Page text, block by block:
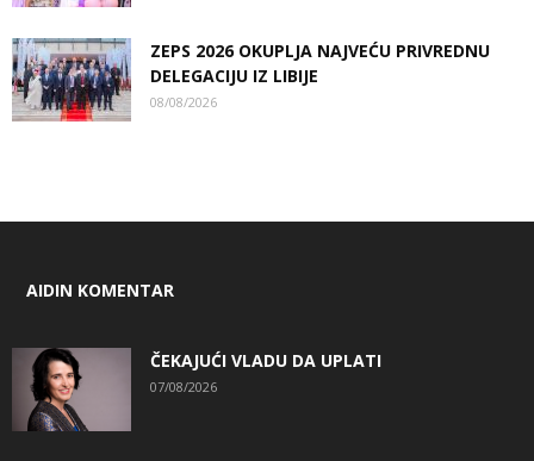
ZEPS 2026 OKUPLJA NAJVEĆU PRIVREDNU
DELEGACIJU IZ LIBIJE
08/08/2026
AIDIN KOMENTAR
ČEKAJUĆI VLADU DA UPLATI
07/08/2026